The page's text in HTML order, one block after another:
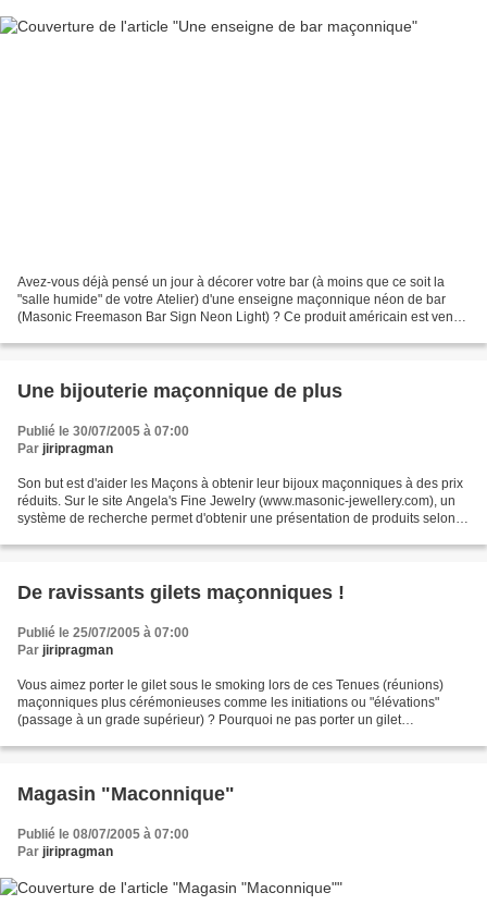
Avez-vous déjà pensé un jour à décorer votre bar (à moins que ce soit la
"salle humide" de votre Atelier) d'une enseigne maçonnique néon de bar
(Masonic Freemason Bar Sign Neon Light) ? Ce produit américain est vendu
Une bijouterie maçonnique de plus
Publié le 30/07/2005 à 07:00
Par jiripragman
Son but est d'aider les Maçons à obtenir leur bijoux maçonniques à des prix
réduits. Sur le site Angela's Fine Jewelry (www.masonic-jewellery.com), un
système de recherche permet d'obtenir une présentation de produits selon
De ravissants gilets maçonniques !
Publié le 25/07/2005 à 07:00
Par jiripragman
Vous aimez porter le gilet sous le smoking lors de ces Tenues (réunions)
maçonniques plus cérémonieuses comme les initiations ou "élévations"
(passage à un grade supérieur) ? Pourquoi ne pas porter un gilet
Magasin "Maconnique"
Publié le 08/07/2005 à 07:00
Par jiripragman